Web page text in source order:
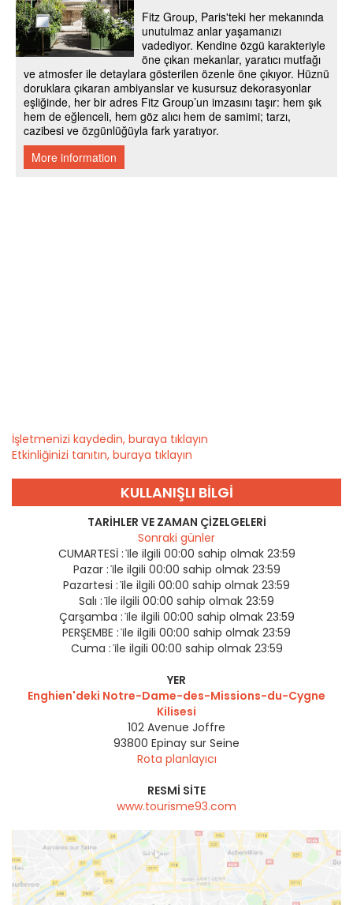
İşletmenizi kaydedin, buraya tıklayın
Etkinliğinizi tanıtın, buraya tıklayın
KULLANIŞLI BILGI
TARIHLER VE ZAMAN ÇIZELGELERI
Sonraki günler
CUMARTESİ : i̇le ilgili 00:00 sahip olmak 23:59
Pazar : i̇le ilgili 00:00 sahip olmak 23:59
Pazartesi : i̇le ilgili 00:00 sahip olmak 23:59
Salı : i̇le ilgili 00:00 sahip olmak 23:59
Çarşamba : i̇le ilgili 00:00 sahip olmak 23:59
PERŞEMBE : i̇le ilgili 00:00 sahip olmak 23:59
Cuma : i̇le ilgili 00:00 sahip olmak 23:59
YER
Enghien'deki Notre-Dame-des-Missions-du-Cygne
Kilisesi
102 Avenue Joffre
93800 Epinay sur Seine
Rota planlayıcı
RESMI SITE
www.tourisme93.com